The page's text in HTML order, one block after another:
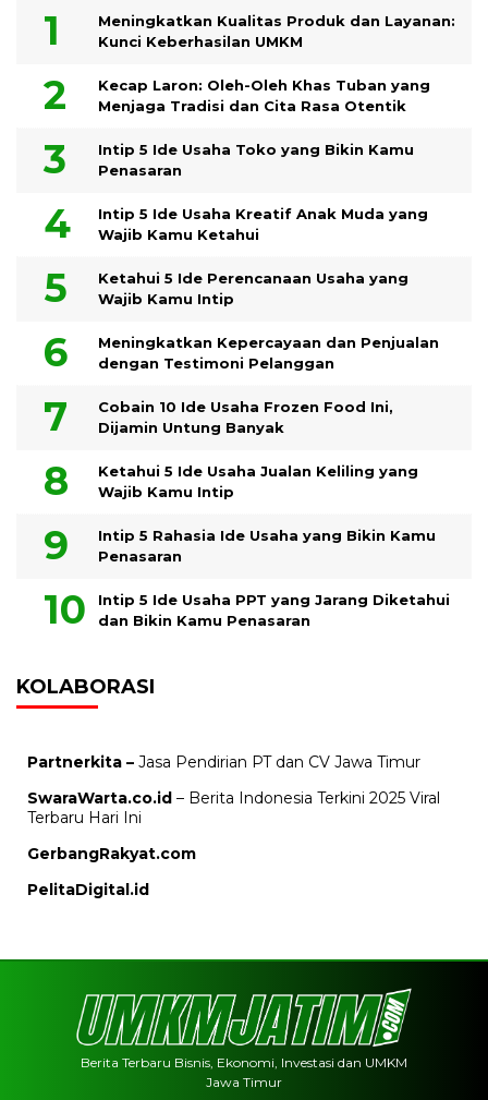
Meningkatkan Kualitas Produk dan Layanan:
Kunci Keberhasilan UMKM
Kecap Laron: Oleh-Oleh Khas Tuban yang
Menjaga Tradisi dan Cita Rasa Otentik
Intip 5 Ide Usaha Toko yang Bikin Kamu
Penasaran
Intip 5 Ide Usaha Kreatif Anak Muda yang
Wajib Kamu Ketahui
Ketahui 5 Ide Perencanaan Usaha yang
Wajib Kamu Intip
Meningkatkan Kepercayaan dan Penjualan
dengan Testimoni Pelanggan
Cobain 10 Ide Usaha Frozen Food Ini,
Dijamin Untung Banyak
Ketahui 5 Ide Usaha Jualan Keliling yang
Wajib Kamu Intip
Intip 5 Rahasia Ide Usaha yang Bikin Kamu
Penasaran
Intip 5 Ide Usaha PPT yang Jarang Diketahui
dan Bikin Kamu Penasaran
KOLABORASI
Partnerkita – Jasa Pendirian PT dan CV Jawa Timur
SwaraWarta.co.id – Berita Indonesia Terkini 2025 Viral
Terbaru Hari Ini
GerbangRakyat.com
PelitaDigital.id
Berita Terbaru Bisnis, Ekonomi, Investasi dan UMKM
Jawa Timur